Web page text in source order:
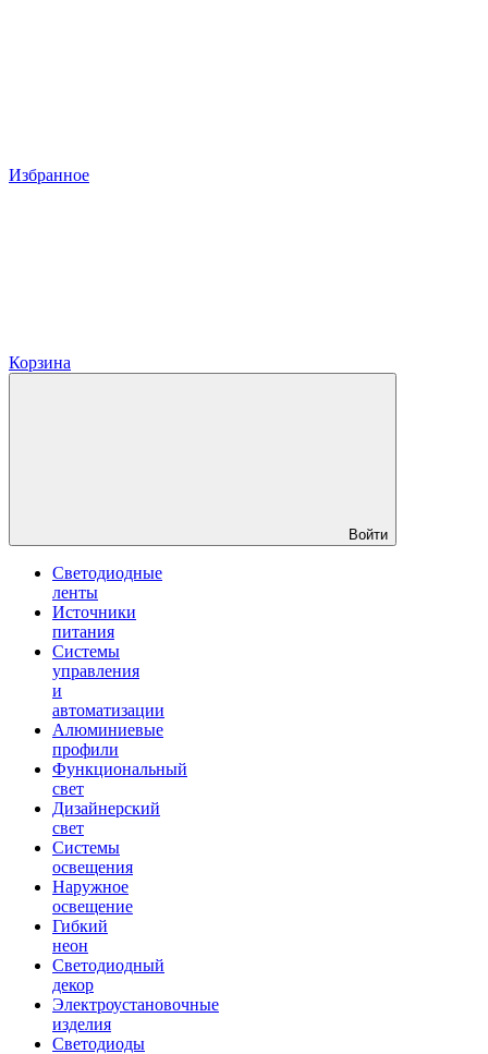
Избранное
Корзина
Войти
Светодиодные
ленты
Источники
питания
Системы
управления
и
автоматизации
Алюминиевые
профили
Функциональный
свет
Дизайнерский
свет
Системы
освещения
Наружное
освещение
Гибкий
неон
Светодиодный
декор
Электроустановочные
изделия
Светодиоды